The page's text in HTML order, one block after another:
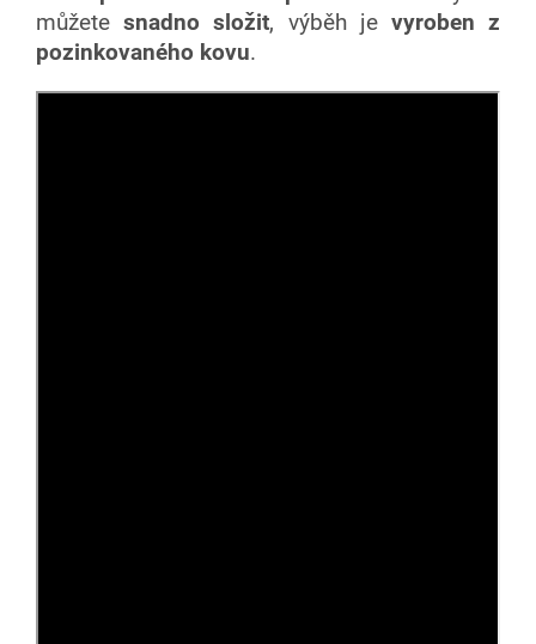
můžetesnadno složit, výběh jevyroben z
pozinkovaného kovu.